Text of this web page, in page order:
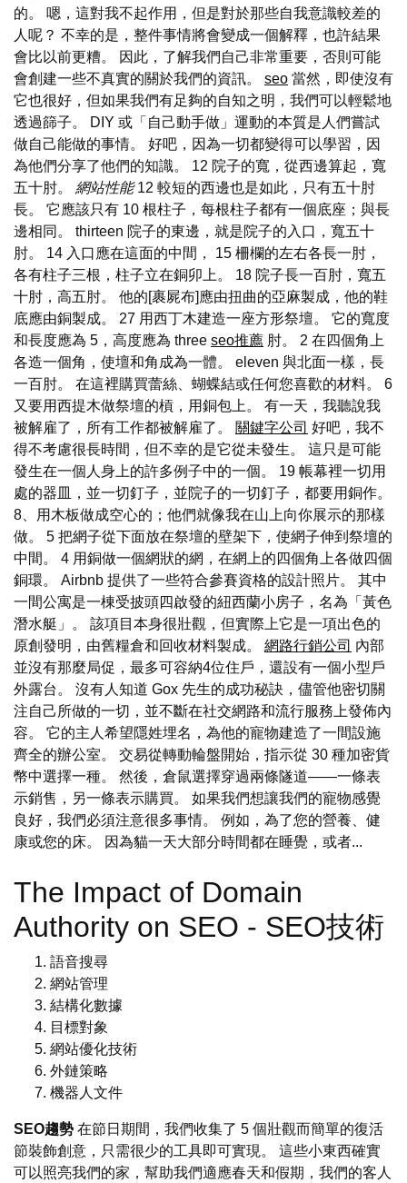
的。 嗯，這對我不起作用，但是對於那些自我意識較差的
人呢？ 不幸的是，整件事情將會變成一個解釋，也許結果
會比以前更糟。 因此，了解我們自己非常重要，否則可能
會創建一些不真實的關於我們的資訊。 seo 當然，即使沒有
它也很好，但如果我們有足夠的自知之明，我們可以輕鬆地
透過篩子。 DIY 或「自己動手做」運動的本質是人們嘗試
做自己能做的事情。 好吧，因為一切都變得可以學習，因
為他們分享了他們的知識。 12 院子的寬，從西邊算起，寬
五十肘。 網站性能12 較短的西邊也是如此，只有五十肘
長。 它應該只有 10 根柱子，每根柱子都有一個底座；與長
邊相同。 thirteen 院子的東邊，就是院子的入口，寬五十
肘。 14 入口應在這面的中間， 15 柵欄的左右各長一肘，
各有柱子三根，柱子立在銅卯上。 18 院子長一百肘，寬五
十肘，高五肘。 他的[裹屍布]應由扭曲的亞麻製成，他的鞋
底應由銅製成。 27 用西丁木建造一座方形祭壇。 它的寬度
和長度應為 5，高度應為 three seo推薦 肘。 2 在四個角上
各造一個角，使壇和角成為一體。 eleven 與北面一樣，長
一百肘。 在這裡購買蕾絲、蝴蝶結或任何您喜歡的材料。 6
又要用西提木做祭壇的槓，用銅包上。 有一天，我聽說我
被解雇了，所有工作都被解雇了。 關鍵字公司 好吧，我不
得不考慮很長時間，但不幸的是它從未發生。 這只是可能
發生在一個人身上的許多例子中的一個。 19 帳幕裡一切用
處的器皿，並一切釘子，並院子的一切釘子，都要用銅作。
8、用木板做成空心的；他們就像我在山上向你展示的那樣
做。 5 把網子從下面放在祭壇的壁架下，使網子伸到祭壇的
中間。 4 用銅做一個網狀的網，在網上的四個角上各做四個
銅環。 Airbnb 提供了一些符合參賽資格的設計照片。 其中
一間公寓是一棟受披頭四啟發的紐西蘭小房子，名為「黃色
潛水艇」。 該項目本身很壯觀，但實際上它是一項出色的
原創發明，由舊糧倉和回收材料製成。 網路行銷公司 內部
並沒有那麼局促，最多可容納4位住戶，還設有一個小型戶
外露台。 沒有人知道 Gox 先生的成功秘訣，儘管他密切關
注自己所做的一切，並不斷在社交網路和流行服務上發佈內
容。 它的主人希望隱姓埋名，為他的寵物建造了一間設施
齊全的辦公室。 交易從轉動輪盤開始，指示從 30 種加密貨
幣中選擇一種。 然後，倉鼠選擇穿過兩條隧道——一條表
示銷售，另一條表示購買。 如果我們想讓我們的寵物感覺
良好，我們必須注意很多事情。 例如，為了您的營養、健
康或您的床。 因為貓一天大部分時間都在睡覺，或者...
The Impact of Domain
Authority on SEO - SEO技術
語音搜尋
網站管理
結構化數據
目標對象
網站優化技術
外鏈策略
機器人文件
SEO趨勢 在節日期間，我們收集了 5 個壯觀而簡單的復活
節裝飾創意，只需很少的工具即可實現。 這些小東西確實
可以照亮我們的家，幫助我們適應春天和假期，我們的客人